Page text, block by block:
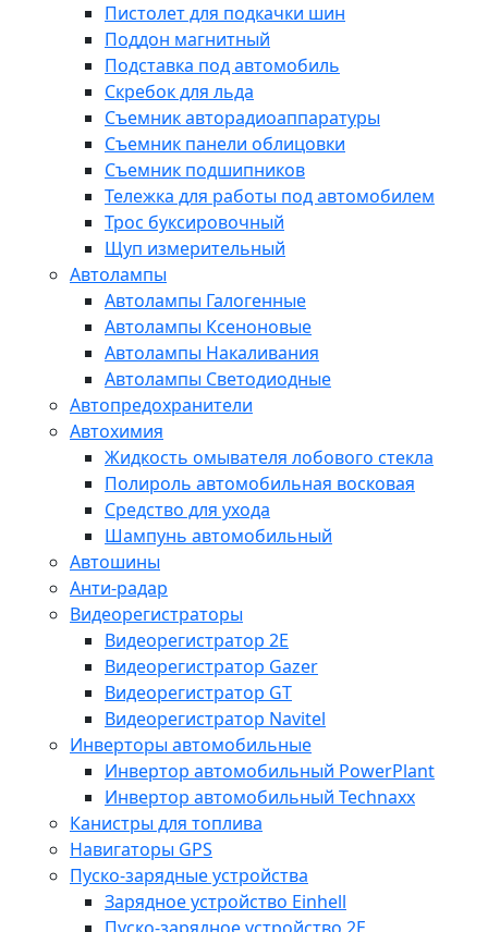
Пистолет для подкачки шин
Поддон магнитный
Подставка под автомобиль
Скребок для льда
Съемник авторадиоаппаратуры
Съемник панели облицовки
Съемник подшипников
Тележка для работы под автомобилем
Трос буксировочный
Щуп измерительный
Автолампы
Автолампы Галогенные
Автолампы Ксеноновые
Автолампы Накаливания
Автолампы Светодиодные
Автопредохранители
Автохимия
Жидкость омывателя лобового стекла
Полироль автомобильная восковая
Средство для ухода
Шампунь автомобильный
Автошины
Анти-радар
Видеорегистраторы
Видеорегистратор 2E
Видеорегистратор Gazer
Видеорегистратор GT
Видеорегистратор Navitel
Инверторы автомобильные
Инвертор автомобильный PowerPlant
Инвертор автомобильный Technaxx
Канистры для топлива
Навигаторы GPS
Пуско-зарядные устройства
Зарядное устройство Einhell